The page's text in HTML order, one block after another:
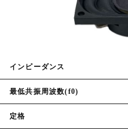
インピーダンス
最低共振周波数(f0)
定格